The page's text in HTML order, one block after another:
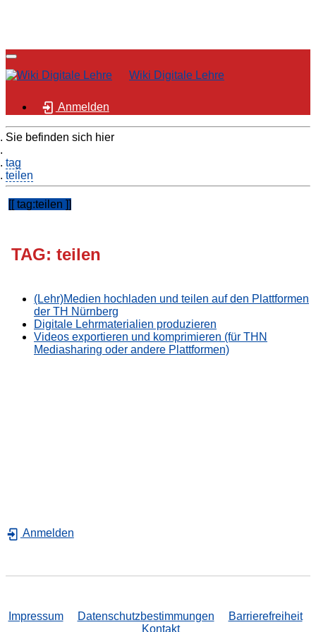
Wiki Digitale Lehre
Anmelden
Sie befinden sich hier
tag
teilen
tag:teilen
TAG: teilen
(Lehr)Medien hochladen und teilen auf den Plattformen
der TH Nürnberg
Digitale Lehrmaterialien produzieren
Videos exportieren und komprimieren (für THN
Mediasharing oder andere Plattformen)
Anmelden
Impressum Datenschutzbestimmungen
Barrierefreiheit
Kontakt